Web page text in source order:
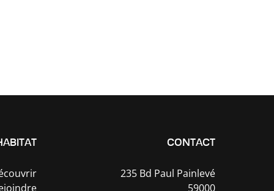
CONTACT
235 Bd Paul Painlevé
59000